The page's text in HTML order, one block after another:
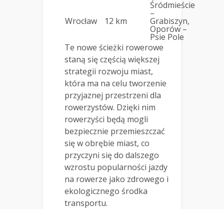
Wrocław 12 km
Śródmieście
–
Grabiszyn,
Oporów –
Psie Pole
Te nowe ścieżki rowerowe
staną się częścią większej
strategii rozwoju miast,
która ma na celu tworzenie
przyjaznej przestrzeni dla
rowerzystów. Dzięki nim
rowerzyści będą mogli
bezpiecznie przemieszczać
się w obrębie miast, co
przyczyni się do dalszego
wzrostu popularności jazdy
na rowerze jako zdrowego i
ekologicznego środka
transportu.